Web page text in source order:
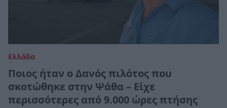
Ελλάδα
Ποιος ήταν ο Δανός πιλότος που
σκοτώθηκε στην Ψάθα – Είχε
περισσότερες από 9.000 ώρες πτήσης